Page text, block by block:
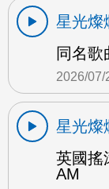
星光燦
同名歌
2026/07/
星光燦
英國搖
AM